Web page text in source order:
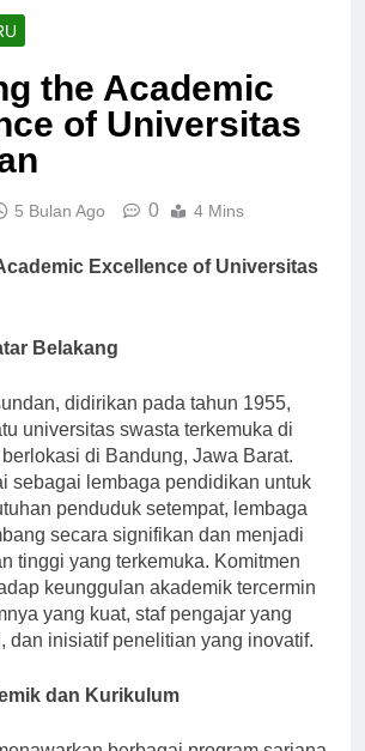
the Academic
of Universitas
5 Bulan Ago 0 4 Mins
Excellence of Universitas
Belakang
didirikan pada tahun 1955,
universitas swasta terkemuka di
di Bandung, Jawa Barat.
sebagai lembaga pendidikan untuk
penduduk setempat, lembaga
secara signifikan dan menjadi
tinggi yang terkemuka. Komitmen
keunggulan akademik tercermin
yang kuat, staf pengajar yang
dan inisiatif penelitian yang inovatif.
dan Kurikulum